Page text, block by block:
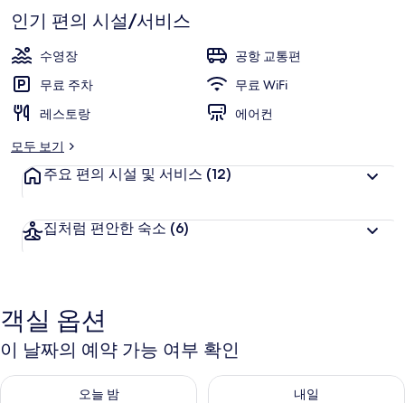
중
9.6
점,
객
추
점
인기 편의 시설/서비스
수영장
공항 교통편
무료 주차
무료 WiFi
레스토랑
에어컨
모두 보기
주요 편의 시설 및 서비스 (12)
집처럼 편안한 숙소 (6)
객실 옵션
이 날짜의 예약 가능 여부 확인
오늘 밤
오늘 밤 예약 가능 여부 확인, 8월 6일 ~ 8월 7일
내일
내일 예약 가능 여부 확인, 8월